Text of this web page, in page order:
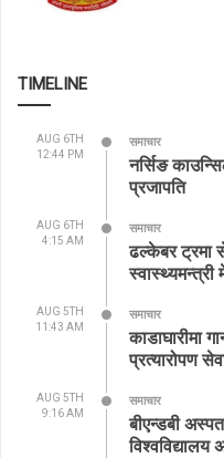
TIMELINE
AUG 6TH
12:44 PM
समाचार
नर्सिङ
प्रजापति
AUG 6TH
4:15 AM
समाचार
ढल्केबर ट्रमा
स्वास्थ्यमन्त्री
AUG 5TH
11:43 AM
समाचार
काडाघारीमा
प्रत्यारोपण
AUG 5TH
9:16 AM
समाचार
बीएन्डबी